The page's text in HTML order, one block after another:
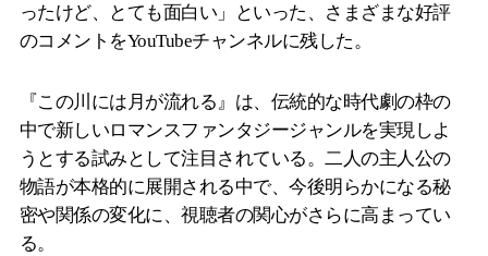
ったけど、とても面白い」といった、さまざまな好評
のコメントをYouTubeチャンネルに残した。
『この川には月が流れる』は、伝統的な時代劇の枠の
中で新しいロマンスファンタジージャンルを実現しよ
うとする試みとして注目されている。二人の主人公の
物語が本格的に展開される中で、今後明らかになる秘
密や関係の変化に、視聴者の関心がさらに高まってい
る。